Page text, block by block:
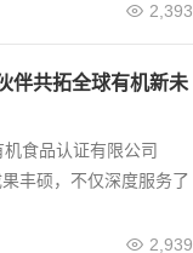
2,393
伴共拓全球有机新未
食品认证有限公司
丰硕，不仅深度服务了
2,939